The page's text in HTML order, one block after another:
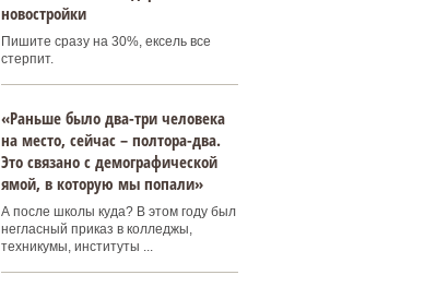
новостройки
Пишите сразу на 30%, ексель все
стерпит.
«Раньше было два-три человека
на место, сейчас – полтора-два.
Это связано с демографической
ямой, в которую мы попали»
А после школы куда? В этом году был
негласный приказ в колледжы,
техникумы, институты ...